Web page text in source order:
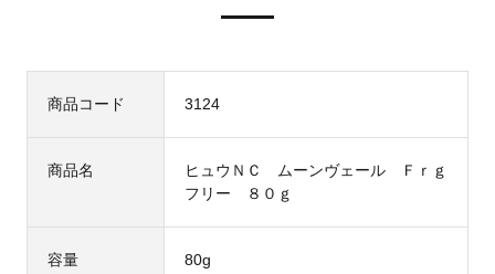
商品コード 3124
商品名
ヒュウＮＣ ムーンヴェール Ｆｒｇ
フリー ８０ｇ
容量 80g